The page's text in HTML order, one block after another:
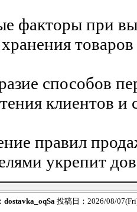
факторы при
способов
клиентов
правил
укрепит
dostavka_oqSa 投稿日：2026/08/